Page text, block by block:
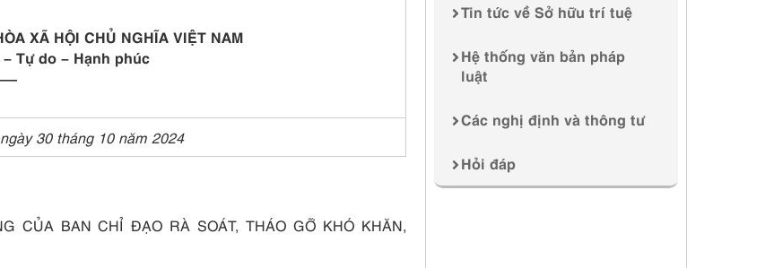
XÃ HỘI CHỦ NGHĨA VIỆT NAM
Tự do – Hạnh phúc
30 tháng 10 năm 2024
CỦA BAN CHỈ ĐẠO RÀ SOÁT, THÁO GỠ KHÓ KHĂN,
Tin tức về Sở hữu trí tuệ
Hệ thống văn bản pháp
luật
Các nghị định và thông tư
Hỏi đáp